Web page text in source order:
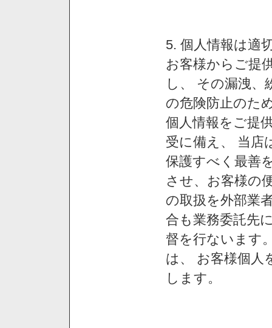
5. 個人情報は適
お客様からご提
し、 その漏洩、
の危険防止のた
個人情報をご提
受に備え、 当店
保護すべく最善
させ、お客様の
の取扱を外部業
合も業務委託先
督を行ないます
は、 お客様個人
します。